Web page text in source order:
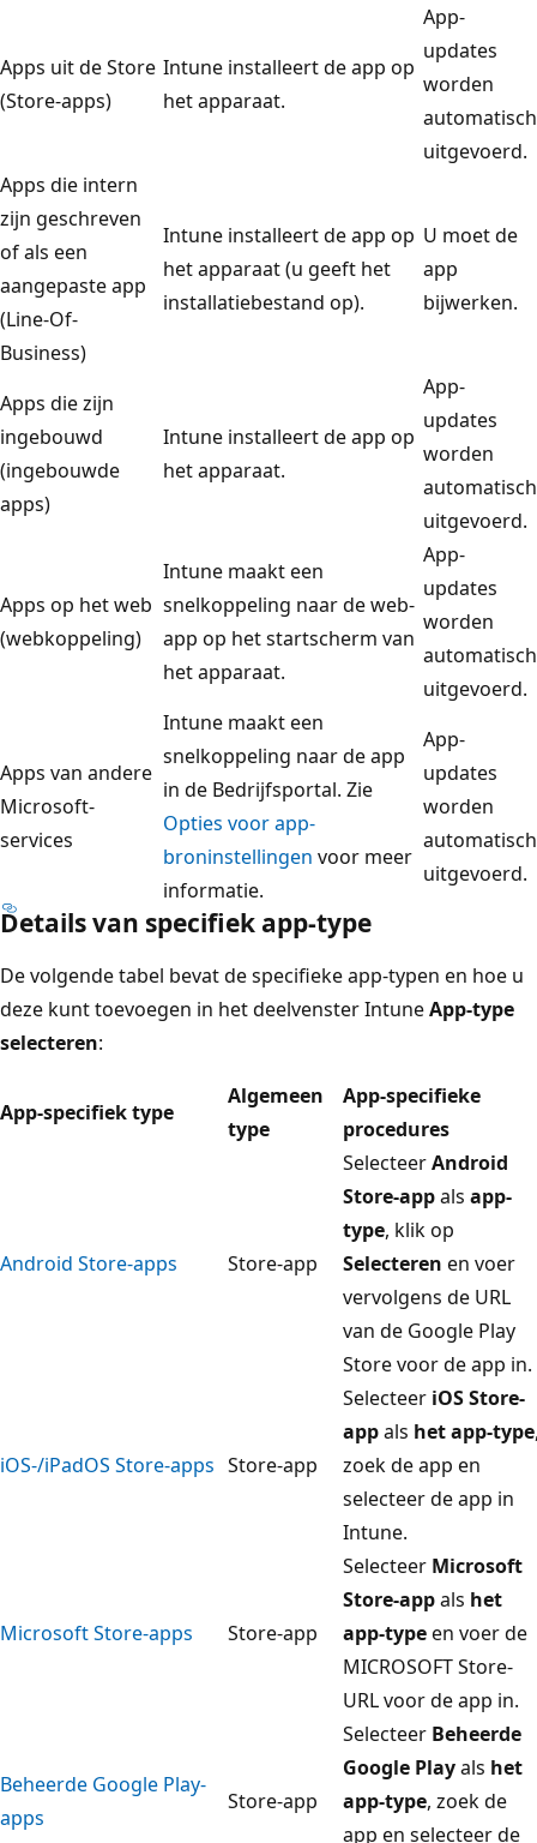
Apps uit de Store
(Store-apps)
Intune installeert de app op
het apparaat.
App-
updates
worden
automatisch
uitgevoerd.
Apps die intern
zijn geschreven
of als een
aangepaste app
(Line-Of-
Business)
Intune installeert de app op
het apparaat (u geeft het
installatiebestand op).
U moet de
app
bijwerken.
Apps die zijn
ingebouwd
(ingebouwde
apps)
Intune installeert de app op
het apparaat.
App-
updates
worden
automatisch
uitgevoerd.
Apps op het web
(webkoppeling)
Intune maakt een
snelkoppeling naar de web-
app op het startscherm van
het apparaat.
App-
updates
worden
automatisch
uitgevoerd.
Apps van andere
Microsoft-
services
Intune maakt een
snelkoppeling naar de app
in de Bedrijfsportal. Zie
Opties voor app-
broninstellingen voor meer
informatie.
App-
updates
worden
automatisch
uitgevoerd.
Details van specifiek app-type
De volgende tabel bevat de specifieke app-typen en hoe u
deze kunt toevoegen in het deelvenster IntuneApp-type
selecteren:
App-specifiek type
Algemeen
type
App-specifieke
procedures
Android Store-apps Store-app
SelecteerAndroid
Store-appals app-
type, klik op
Selecteren en voer
vervolgens de URL
van de Google Play
Store voor de app in.
iOS-/iPadOS Store-apps Store-app
Selecteer iOS Store-
appals het app-type
zoek de app en
selecteer de app in
Intune.
Microsoft Store-apps Store-app
Selecteer Microsoft
Store-appals het
app-typeen voer de
MICROSOFT Store-
URL voor de app in.
Beheerde Google Play-
apps
Store-app
Selecteer Beheerde
Google Playals het
app-type, zoek de
app en selecteer de